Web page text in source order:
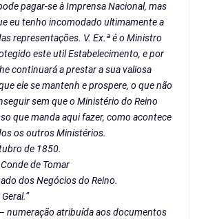
pagar-se à Imprensa Nacional, mas
eu tenho incomodado ultimamente a
representações. V. Ex.ª é o Ministro
este util Estabelecimento, e por
continuará a prestar a sua valiosa
ele se mantenh e prospere, o que não
sem que o Ministério do Reino
que manda aqui fazer, como acontece
os outros Ministérios.
de 1850.
de Tomar
dos Negócios do Reino.
numeração atribuída aos documentos